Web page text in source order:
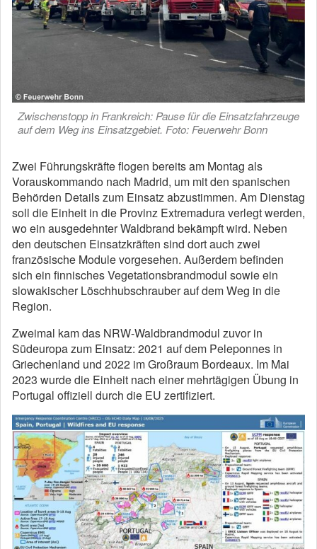
Zwischenstopp in Frankreich: Pause für die Einsatzfahrzeuge
auf dem Weg ins Einsatzgebiet. Foto: Feuerwehr Bonn
Zwei Führungskräfte flogen bereits am Montag als
Vorauskommando nach Madrid, um mit den spanischen
Behörden Details zum Einsatz abzustimmen. Am Dienstag
soll die Einheit in die Provinz Extremadura verlegt werden,
wo ein ausgedehnter Waldbrand bekämpft wird. Neben
den deutschen Einsatzkräften sind dort auch zwei
französische Module vorgesehen. Außerdem befinden
sich ein finnisches Vegetationsbrandmodul sowie ein
slowakischer Löschhubschrauber auf dem Weg in die
Region.
Zweimal kam das NRW-Waldbrandmodul zuvor in
Südeuropa zum Einsatz: 2021 auf dem Peleponnes in
Griechenland und 2022 im Großraum Bordeaux. Im Mai
2023 wurde die Einheit nach einer mehrtägigen Übung in
Portugal offiziell durch die EU zertifiziert.